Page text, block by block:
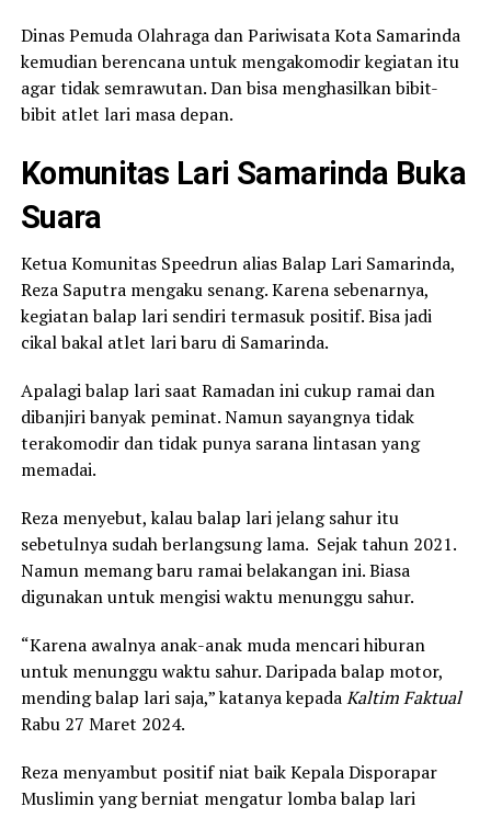
Dinas Pemuda Olahraga dan Pariwisata Kota Samarinda
kemudian berencana untuk mengakomodir kegiatan itu
agar tidak semrawutan. Dan bisa menghasilkan bibit-
bibit atlet lari masa depan.
Komunitas Lari Samarinda Buka
Suara
Ketua Komunitas Speedrun alias Balap Lari Samarinda,
Reza Saputra mengaku senang. Karena sebenarnya,
kegiatan balap lari sendiri termasuk positif. Bisa jadi
cikal bakal atlet lari baru di Samarinda.
Apalagi balap lari saat Ramadan ini cukup ramai dan
dibanjiri banyak peminat. Namun sayangnya tidak
terakomodir dan tidak punya sarana lintasan yang
memadai.
Reza menyebut, kalau balap lari jelang sahur itu
sebetulnya sudah berlangsung lama. Sejak tahun 2021.
Namun memang baru ramai belakangan ini. Biasa
digunakan untuk mengisi waktu menunggu sahur.
“Karena awalnya anak-anak muda mencari hiburan
untuk menunggu waktu sahur. Daripada balap motor,
mending balap lari saja,” katanya kepadaKaltim Faktual
Rabu 27 Maret 2024.
Reza menyambut positif niat baik Kepala Disporapar
Muslimin yang berniat mengatur lomba balap lari